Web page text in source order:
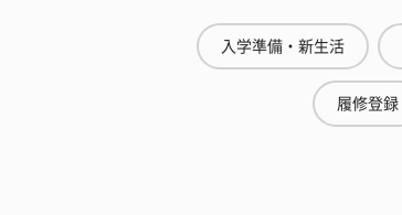
入学準備・新生活
履修登録